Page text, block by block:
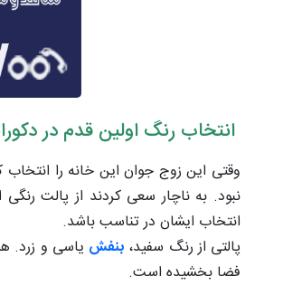
انتخاب رنگ اولین قدم در
وقتی این زوج جوان این خانه را انتخاب
نبود. به ناچار سعی کردند از پالت
انتخاب ایشان در تناسب باشد.
پالتی از رنگ سفید، بنفش یاسی و زرد.
فضا بخشیده‌ است.